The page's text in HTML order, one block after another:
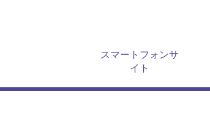
スマートフォンサ
イト